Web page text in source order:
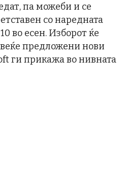
па можеби и се
со наредната
во есен. Изборот ќе
предложени нови
ги прикажа во нивната